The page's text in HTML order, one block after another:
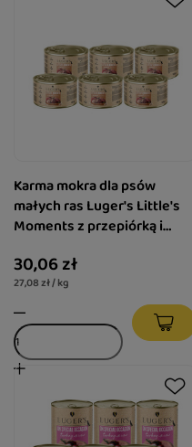
Karma mokra dla psów
małych ras Luger's Little's
Moments z przepiórką i
30,06 zł
27,08 zł / kg